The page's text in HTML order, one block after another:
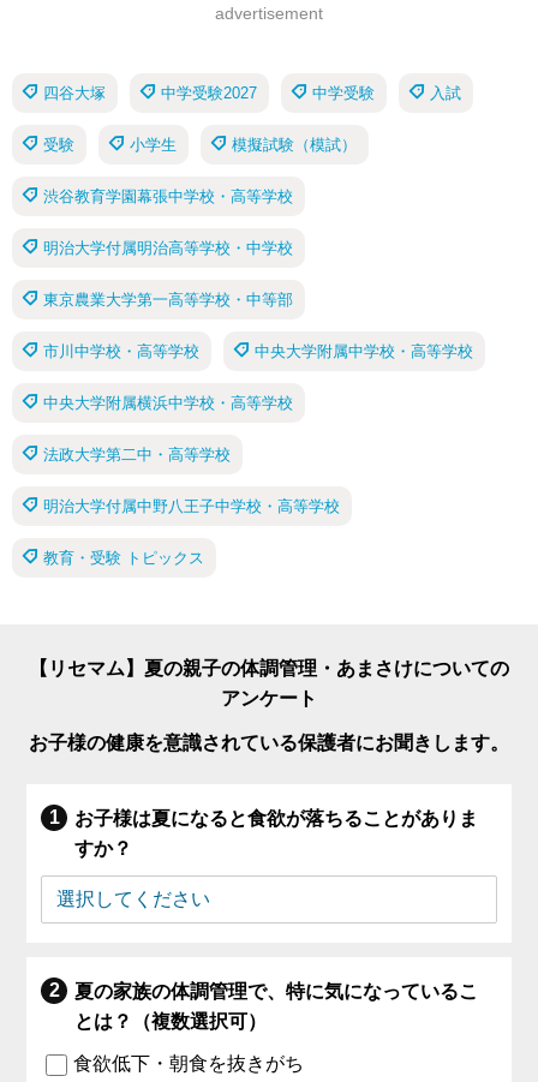
advertisement
四谷大塚 中学受験2027 中学受験 入試
受験 小学生 模擬試験（模試）
渋谷教育学園幕張中学校・高等学校
明治大学付属明治高等学校・中学校
東京農業大学第一高等学校・中等部
市川中学校・高等学校 中央大学附属中学校・高等学校
中央大学附属横浜中学校・高等学校
法政大学第二中・高等学校
明治大学付属中野八王子中学校・高等学校
教育・受験 トピックス
【リセマム】夏の親子の体調管理・あまさけについての
アンケート
お子様の健康を意識されている保護者にお聞きします。
お子様は夏になると食欲が落ちることがありま
すか？
夏の家族の体調管理で、特に気になっているこ
とは？（複数選択可）
食欲低下・朝食を抜きがち